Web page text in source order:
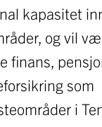
kapasitet
og vil
finans,
som
i